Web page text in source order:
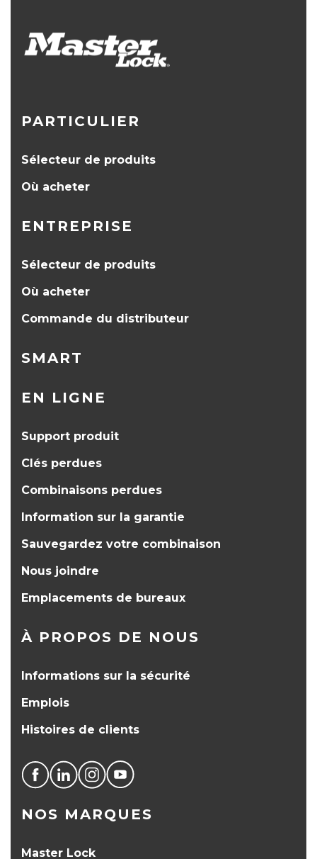
PARTICULIER
Sélecteur de produits
Où acheter
ENTREPRISE
Sélecteur de produits
Où acheter
Commande du distributeur
SMART
EN LIGNE
Support produit
Clés perdues
Combinaisons perdues
Information sur la garantie
Sauvegardez votre combinaison
Nous joindre
Emplacements de bureaux
À PROPOS DE NOUS
Informations sur la sécurité
Emplois
Histoires de clients
NOS MARQUES
Master Lock